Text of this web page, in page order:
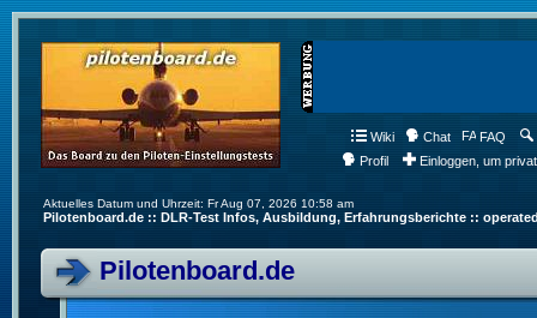
Wiki Chat FAQ
Profil
Einloggen, um
Aktuelles Datum und Uhrzeit: Fr Aug 07, 2026 10:58 am
Pilotenboard.de :: DLR-Test Infos, Ausbildung, Erfahrungsberichte ::
Pilotenboard.de